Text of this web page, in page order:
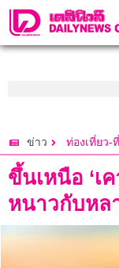
ข่าว ท่องเที่ยว-
ขึ้นเหนือ ‘เ
หนาวกับหล